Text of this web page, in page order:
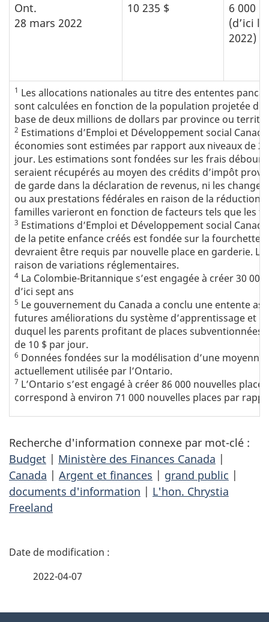
Ont.
28 mars 2022
10 235 $
6 000 $
(d’ici
2022)
1 Les allocations nationales au titre des ententes
sont calculées en fonction de la population projetée
base de deux millions de dollars par province ou
2 Estimations d’Emploi et Développement social
économies sont estimées par rapport aux niveaux de
jour. Les estimations sont fondées sur les frais
seraient récupérés au moyen des crédits d’impôt
de garde dans la déclaration de revenus, ni les
ou aux prestations fédérales en raison de la réduction
familles varieront en fonction de facteurs tels que les
3 Estimations d’Emploi et Développement social
de la petite enfance créés est fondée sur la fourchette
devraient être requis par nouvelle place en garderie.
raison de variations réglementaires.
4 La Colombie-Britannique s’est engagée à créer 30
d’ici sept ans
5 Le gouvernement du Canada a conclu une entente
futures améliorations du système d’apprentissage et
duquel les parents profitant de places
de 10 $ par jour.
6 Données fondées sur la modélisation d’une
actuellement utilisée par l’Ontario.
7 L’Ontario s’est engagé à créer 86 000 nouvelles
correspond à environ 71 000 nouvelles places par
Recherche d'information connexe par mot-clé :
Budget | Ministère des Finances Canada |
Canada | Argent et finances | grand public |
documents d'information | L'hon. Chrystia
Freeland
D
2022-04-07